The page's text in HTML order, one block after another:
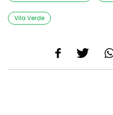
Vila Verde